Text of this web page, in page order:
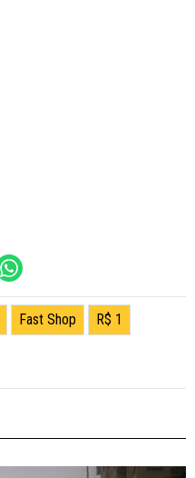
Fast Shop R$ 1